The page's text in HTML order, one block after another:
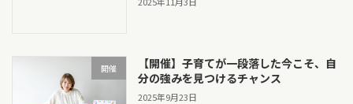
開催
【開催】子育てが一段落した今こそ、自
分の強みを見つけるチャンス
2025年9月23日